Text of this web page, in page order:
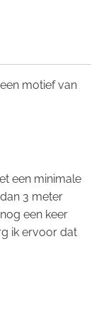
motief van
een minimale
3 meter
een keer
ik ervoor dat